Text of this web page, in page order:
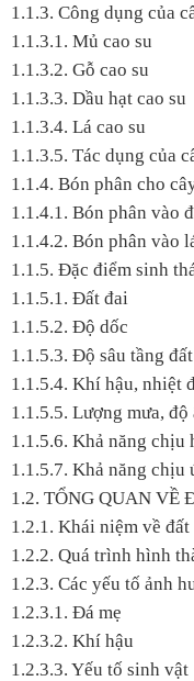
1.1.3. Công dụng của
1.1.3.1. Mủ cao su
1.1.3.2. Gỗ cao su
1.1.3.3. Dầu hạt cao su
1.1.3.4. Lá cao su
1.1.3.5. Tác dụng của
1.1.4. Bón phân cho
1.1.4.1. Bón phân vào
1.1.4.2. Bón phân vào
1.1.5. Đặc điểm sinh
1.1.5.1. Đất đai
1.1.5.2. Độ dốc
1.1.5.3. Độ sâu tầng đất
1.1.5.4. Khí hậu, nhiệt
1.1.5.5. Lượng mưa, độ
1.1.5.6. Khả năng chịu
1.1.5.7. Khả năng chịu
1.2. TỔNG QUAN VỀ
1.2.1. Khái niệm về đất
1.2.2. Quá trình hình
1.2.3. Các yếu tố ảnh
1.2.3.1. Đá mẹ
1.2.3.2. Khí hậu
1.2.3.3. Yếu tố sinh vật